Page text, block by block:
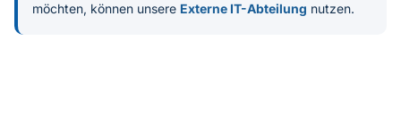
möchten, können unsere Externe IT-Abteilung nutzen.